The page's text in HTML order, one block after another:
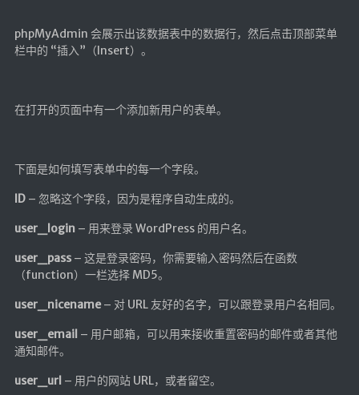
phpMyAdmin 会展示出该数据表中的数据行，然后点击顶部菜单
栏中的 “插入”（Insert）。
在打开的页面中有一个添加新用户的表单。
下面是如何填写表单中的每一个字段。
ID– 忽略这个字段，因为是程序自动生成的。
user_login– 用来登录 WordPress 的用户名。
user_pass– 这是登录密码，你需要输入密码然后在函数
（function）一栏选择 MD5。
user_nicename– 对 URL 友好的名字，可以跟登录用户名相同。
user_email – 用户邮箱，可以用来接收重置密码的邮件或者其他
通知邮件。
user_url – 用户的网站 URL，或者留空。